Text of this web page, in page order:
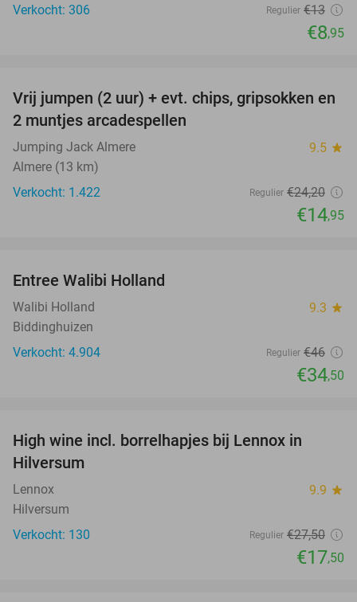
Verkocht: 306
Regulier €13
€8,95
38%
Vrij jumpen (2 uur) + evt. chips, gripsokken en
2 muntjes arcadespellen
Jumping Jack Almere 9.5 star
Almere (13 km)
Verkocht: 1.422
Regulier €24,20
€14,95
Entree Walibi Holland
Walibi Holland 9.3 star
Biddinghuizen
Verkocht: 4.904
Regulier €46
€34,50
High wine incl. borrelhapjes bij Lennox in
Hilversum
Lennox 9.9 star
Hilversum
Verkocht: 130
Regulier €27,50
€17,50